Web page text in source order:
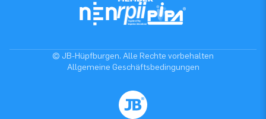
© JB-Hüpfburgen. Alle Rechte vorbehalten
Allgemeine Geschäftsbedingungen